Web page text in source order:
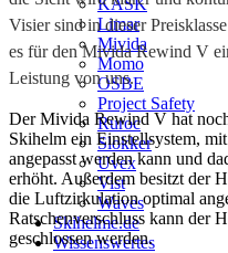
Visier sind in dieser
es für den Mivida Rewind V
Leistung von uns.
Der Mivida Rewind V hat
Skihelm ein Einstellsystem,
angepasst werden kann und
erhöht. Außerdem besitzt der
die Luftzirkulation optimal
Ratschenverschluss kann der
geschlossen werden.
Limar
Mivida
Momo
OSBE
Project Safety
Ruroc
Slokker
Uvex
Vist
Waves
Skihelme.de
Wissenswertes